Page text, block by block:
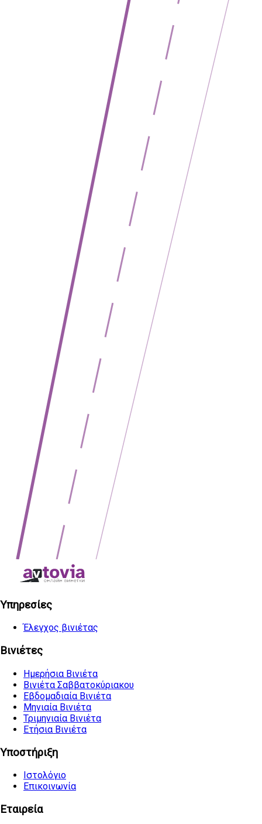
Υπηρεσίες
Έλεγχος βινιέτας
Βινιέτες
Ημερήσια Βινιέτα
Βινιέτα Σαββατοκύριακου
Εβδομαδιαία Βινιέτα
Μηνιαία Βινιέτα
Τριμηνιαία Βινιέτα
Ετήσια Βινιέτα
Υποστήριξη
Ιστολόγιο
Επικοινωνία
Εταιρεία